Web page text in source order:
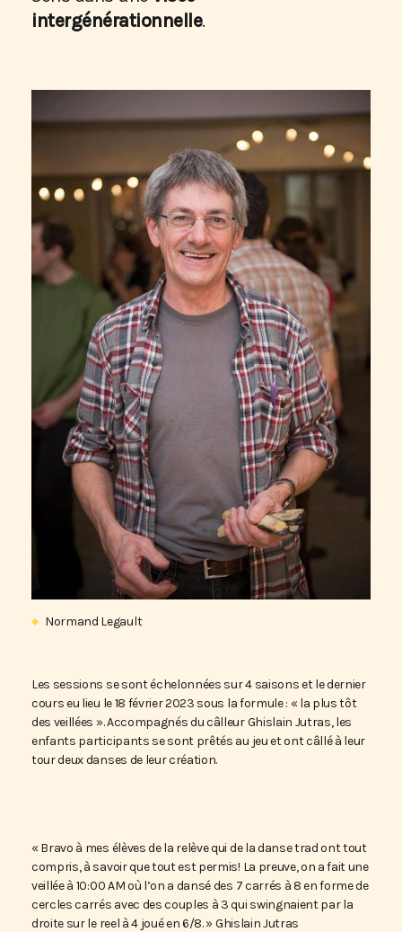
intergénérationnelle.
Normand Legault
Les sessions se sont échelonnées sur 4 saisons et le dernier
cours eu lieu le 18 février 2023 sous la formule : « la plus tôt
des veillées ». Accompagnés du câlleur Ghislain Jutras, les
enfants participants se sont prêtés au jeu et ont câllé à leur
tour deux danses de leur création.
« Bravo à mes élèves de la relève qui de la danse trad ont tout
compris, à savoir que tout est permis! La preuve, on a fait une
veillée à 10:00 AM où l’on a dansé des 7 carrés à 8 en forme de
cercles carrés avec des couples à 3 qui swingnaient par la
droite sur le reel à 4 joué en 6/8. » Ghislain Jutras